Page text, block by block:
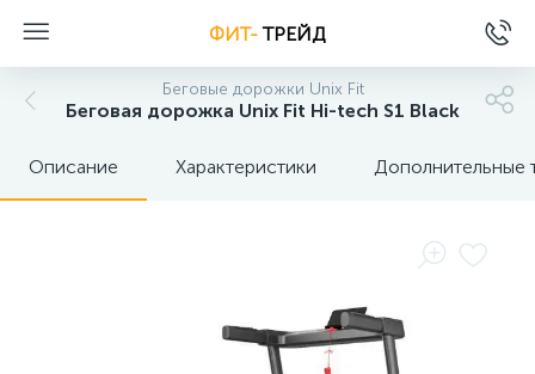
ФИТ-ТРЕЙД
Беговые дорожки Unix Fit
Беговая дорожка Unix Fit Hi-tech S1 Black
Описание Характеристики Дополнительные